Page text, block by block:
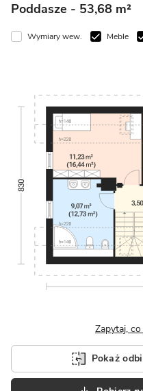
Poddasze - 53,68 m²
Wymiary wew. Meble
Zapytaj,
Pokaż